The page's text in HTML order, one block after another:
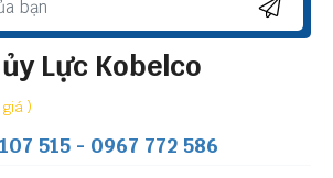
Lực Kobelco
)
515 - 0967 772 586